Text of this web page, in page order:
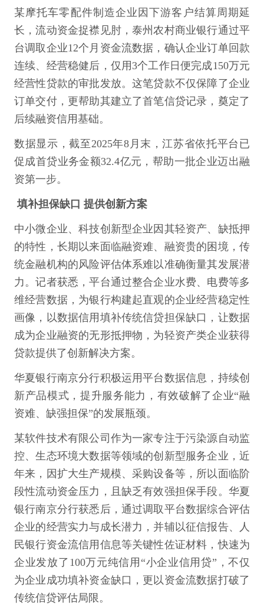
某摩托车零配件制造企业因下游客户结算周期延
长，流动资金捉襟见肘，泰州农村商业银行通过平
台调取企业12个月资金流数据，确认企业订单回款
连续、经营稳健后，仅用3个工作日便完成150万元
经营性贷款的审批发放。这笔贷款不仅保障了企业
订单交付，更帮助其建立了首笔信贷记录，奠定了
后续融资信用基础。
数据显示，截至2025年8月末，江苏省依托平台已
促成首贷业务金额32.4亿元，帮助一批企业迈出融
资第一步。
填补担保缺口 提供创新方案
中小微企业、科技创新型企业因其轻资产、缺抵押
的特性，长期以来面临融资难、融资贵的困境，传
统金融机构的风险评估体系难以准确衡量其发展潜
力。记者获悉，平台通过整合企业水费、电费等多
维经营数据，为银行构建起直观的企业经营稳定性
画像，以数据信用填补传统信贷担保缺口，让数据
成为企业融资的无形抵押物，为轻资产类企业获得
贷款提供了创新解决方案。
华夏银行南京分行积极运用平台数据信息，持续创
新产品模式，提升服务能力，有效破解了企业“融
资难、缺强担保”的发展瓶颈。
某软件技术有限公司作为一家专注于污染源自动监
控、生态环境大数据等领域的创新型服务企业，近
年来，因扩大生产规模、采购设备等，所以面临阶
段性流动资金压力，且缺乏有效强担保手段。华夏
银行南京分行获悉后，通过调取平台数据综合评估
企业的经营实力与成长潜力，并辅以征信报告、人
民银行资金流信用信息等关键性佐证材料，快速为
企业发放了100万元纯信用“小企业信用贷”，不仅
为企业成功填补资金缺口，更以资金流数据打破了
传统信贷评估局限。